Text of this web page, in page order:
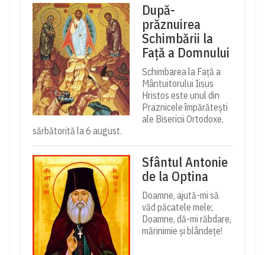
După-
prăznuirea
Schimbării la
Față a Domnului
Schimbarea la Față a
Mântuitorului Iisus
Hristos este unul din
Praznicele împărătești
ale Bisericii Ortodoxe,
sărbătorită la 6 august.
Sfântul Antonie
de la Optina
Doamne, ajută-mi să
văd păcatele mele;
Doamne, dă-mi răbdare,
mărinimie şi blândeţe!